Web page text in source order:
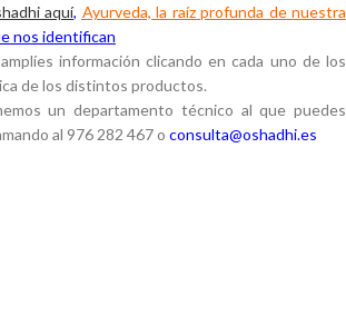
aquí, Ayurveda, la raíz profunda de nuestra
nos identifican
información clicando en cada uno de los
de los distintos productos.
un departamento técnico al que puedes
al 976 282 467 o consulta@oshadhi.es